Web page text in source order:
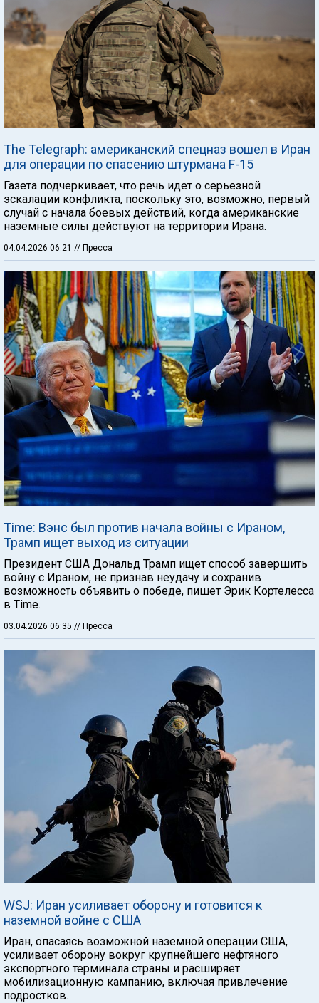
The Telegraph: американский спецназ вошел в Иран
для операции по спасению штурмана F-15
Газета подчеркивает, что речь идет о серьезной
эскалации конфликта, поскольку это, возможно, первый
случай с начала боевых действий, когда американские
наземные силы действуют на территории Ирана.
04.04.2026 06:21 // Пресса
Time: Вэнс был против начала войны с Ираном,
Трамп ищет выход из ситуации
Президент США Дональд Трамп ищет способ завершить
войну с Ираном, не признав неудачу и сохранив
возможность объявить о победе, пишет Эрик Кортелесса
в Time.
03.04.2026 06:35 // Пресса
WSJ: Иран усиливает оборону и готовится к
наземной войне с США
Иран, опасаясь возможной наземной операции США,
усиливает оборону вокруг крупнейшего нефтяного
экспортного терминала страны и расширяет
мобилизационную кампанию, включая привлечение
подростков.